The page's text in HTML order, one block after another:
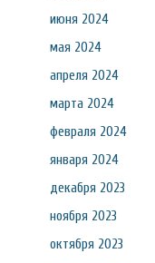
июня 2024
мая 2024
апреля 2024
марта 2024
февраля 2024
января 2024
декабря 2023
ноября 2023
октября 2023